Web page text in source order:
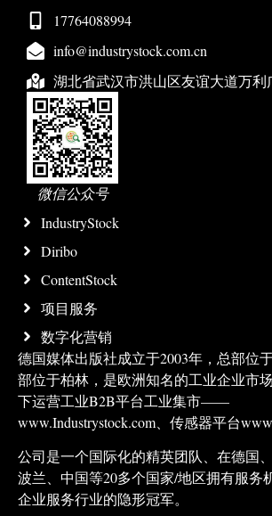
17764088994
info@industrystock.com.cn
湖北省武汉市洪山区友谊大道万利
微信公众号
IndustryStock
Diribo
ContentStock
项目服务
数字化营销
德国媒体出版社成立于2003年，总部位
部位于柏林，是欧洲知名的工业企业市
下运营工业B2B平台工业集市——
www.Industrystock.com、传感器平台
公司是一个国际化的精英团队、在德国
波兰、中国等20多个国家/地区拥有服务
企业服务行业的隐形冠军。